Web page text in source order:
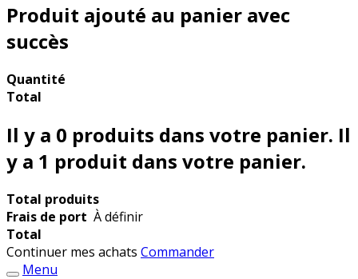
Produit ajouté au panier avec
succès
Quantité
Total
Il y a 0 produits dans votre panier. Il
y a 1 produit dans votre panier.
Total produits
Frais de port À définir
Total
Continuer mes achats Commander
Menu